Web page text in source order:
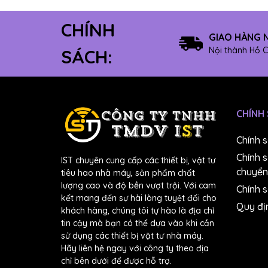
CHÍNH
SÁCH:
GIAO HÀNG
Nội thành Hồ
IST chuyên cung cấp các thiết bị, vật tư
tiêu hao nhà máy, sản phẩm chất
lượng cao và độ bền vượt trội. Với cam
kết mang đến sự hài lòng tuyệt đối cho
khách hàng, chúng tôi tự hào là địa chỉ
tin cậy mà bạn có thể dựa vào khi cần
sử dụng các thiết bị vật tư nhà máy.
Hãy liên hệ ngay với công ty theo địa
chỉ bên dưới để được hỗ trợ.
CHÍNH
Chính
Chính
chuyển
Chính
Quy